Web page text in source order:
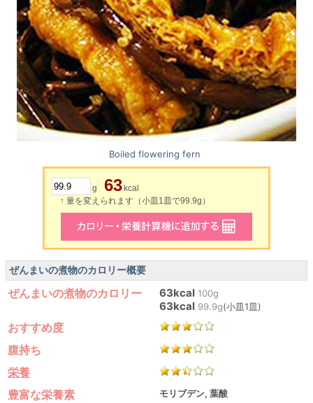
Boiled flowering fern
g 63 kcal
↑ 量を変えられます（小皿1皿で99.9g）
ぜんまいの煮物のカロリー概要
ぜんまいの煮物のカロリー 63kcal 100g
63kcal 99.9g(小皿1皿)
おすすめ度
腹持ち
栄養
豊富な栄養素
モリブデン, 葉酸